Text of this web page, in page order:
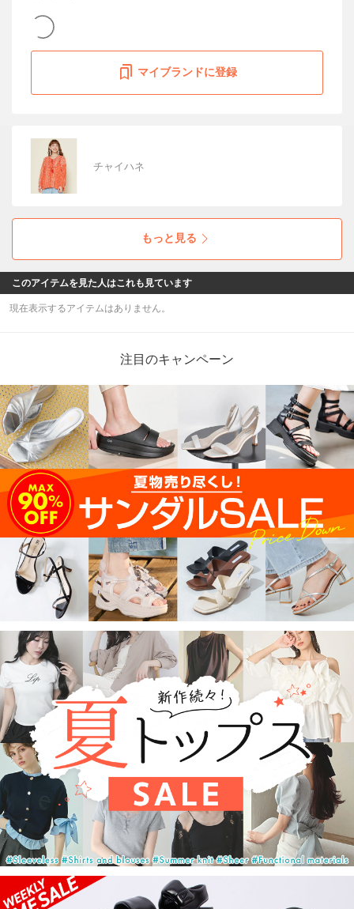
マイブランドに登録
チャイハネ
もっと見る
このアイテムを見た人はこれも見ています
現在表示するアイテムはありません。
注目のキャンペーン